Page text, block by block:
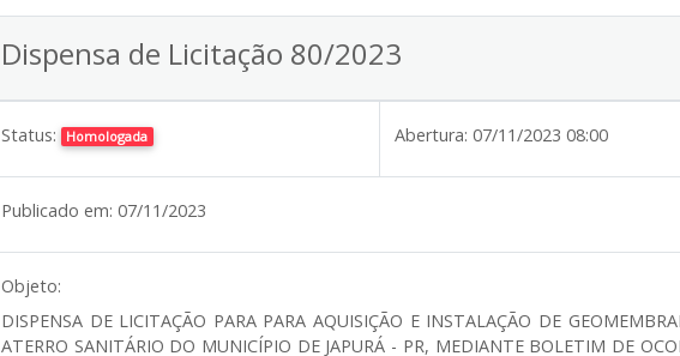
Dispensa de Licitação 80/2023
Status: Homologada Abertura: 07/11/2023 08:00
Publicado em: 07/11/2023
Objeto:
DISPENSA DE LICITAÇÃO PARA PARA AQUISIÇÃO E INSTALAÇÃO DE
ATERRO SANITÁRIO DO MUNICÍPIO DE JAPURÁ - PR, MEDIANTE BOLETIM DE